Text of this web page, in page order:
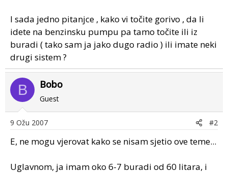
I sada jedno pitanjce , kako vi točite gorivo , da li
idete na benzinsku pumpu pa tamo točite ili iz
buradi ( tako sam ja jako dugo radio ) ili imate neki
drugi sistem ?
B Bobo
Guest
9 Ožu 2007 #2
E, ne mogu vjerovat kako se nisam sjetio ove teme...
Uglavnom, ja imam oko 6-7 buradi od 60 litara, i